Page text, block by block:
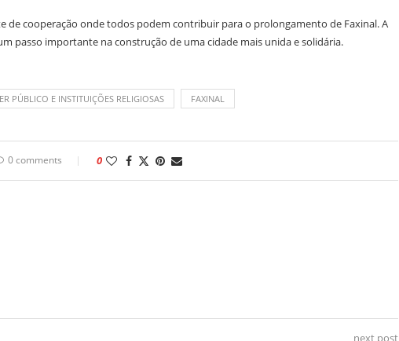
de cooperação onde todos podem contribuir para o prolongamento de Faxinal. A
passo importante na construção de uma cidade mais unida e solidária.
PÚBLICO E INSTITUIÇÕES RELIGIOSAS FAXINAL
0 comments 0
next post